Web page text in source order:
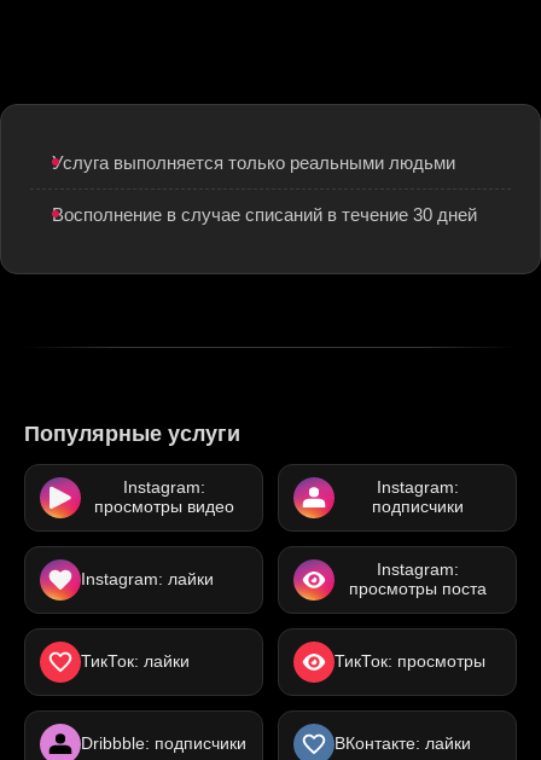
Услуга выполняется только реальными людьми
Восполнение в случае списаний в течение 30 дней
Популярные услуги
Instagram:
просмотры видео
Instagram:
подписчики
Instagram: лайки
Instagram:
просмотры поста
ТикТок: лайки ТикТок: просмотры
Dribbble: подписчики ВКонтакте: лайки